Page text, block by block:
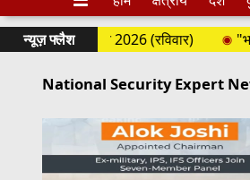
न्यूज़ फ्लैश
| 09 अगस्त 2026 (रविवार)
National Security Expert